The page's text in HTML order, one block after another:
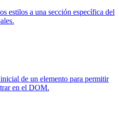
estilos a una sección específica del
de un elemento para permitir
en el DOM.